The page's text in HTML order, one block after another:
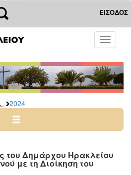
ΕΙΣΟΔΟΣ
Toggle
2024
του Δημάρχου Ηρακλείου
με τη Διοίκηση του